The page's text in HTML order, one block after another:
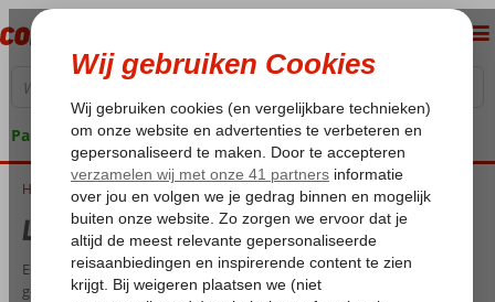
Pakketgarantie
Home Lanzarote met kinderen
Lanzarote met kinderen
Een familievakantie naar Lanzarote, dat wordt met het hele gezin
genieten van het zonovergoten eiland in de Atlantische Oceaan. Laat